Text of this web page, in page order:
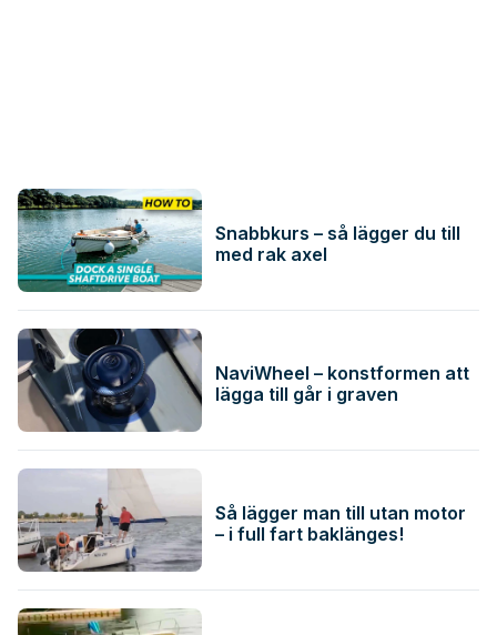
Snabbkurs – så lägger du till
med rak axel
NaviWheel – konstformen att
lägga till går i graven
Så lägger man till utan motor
– i full fart baklänges!